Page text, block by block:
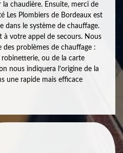
la chaudière. Ensuite, merci de
Les Plombiers de Bordeaux est
dans le système de chauffage.
à votre appel de secours. Nous
des problèmes de chauffage :
robinetterie, ou de la carte
nous indiquera l’origine de la
une rapide mais efficace